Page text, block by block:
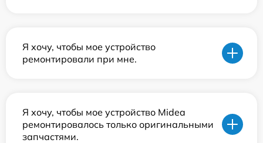
Я хочу, чтобы мое устройство
ремонтировали при мне.
Я хочу, чтобы мое устройство Midea
ремонтировалось только оригинальными
запчастями.